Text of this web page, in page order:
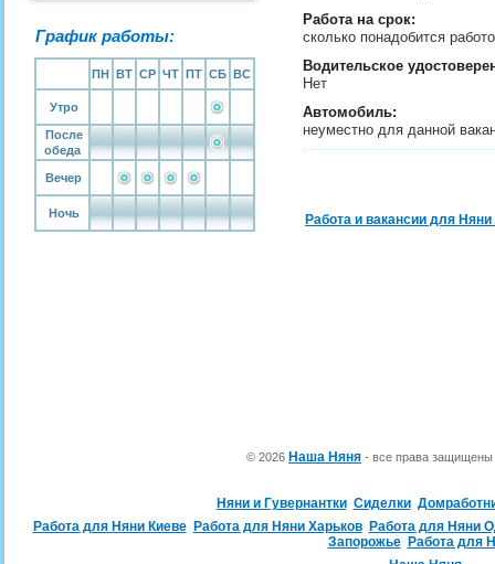
График работы:
ПН ВТ СР ЧТ ПТ СБ ВС
Утро
После
обеда
Вечер
Ночь
Работа на срок:
сколько понадобится
Водительское
Нет
Автомобиль:
неуместно для данной
Работа и вакансии для
© 2026 Наша Няня - все права
Няни и Гувернантки Сиделки
Работа для Няни Киеве
Работа для Няни Харьков
Работа для Няни
Запорожье
Работа для